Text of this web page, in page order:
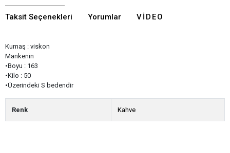
Taksit Seçenekleri Yorumlar VIDEO
Kumaş : viskon
Mankenin
•Boyu : 163
•Kilo : 50
•Üzerindeki S bedendir
Renk Kahve